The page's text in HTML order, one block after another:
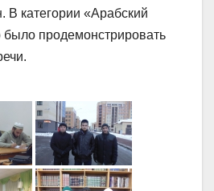
категории «Арабский
было продемонстрировать